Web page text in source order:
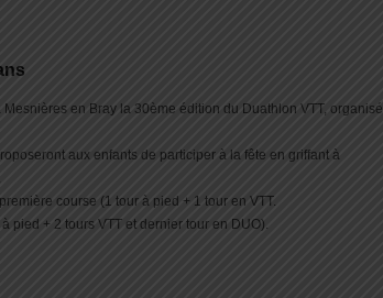
en Bray la 30ème édition du Duathlon VTT, organisé
aux enfants de participer à la fête en griffant à
course (1 tour à pied + 1 tour en VTT.
pied + 2 tours VTT et dernier tour en DUO).